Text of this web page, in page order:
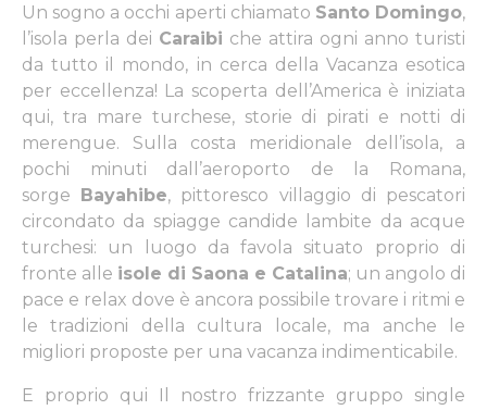
Un sogno a occhi aperti chiamato Santo Domingo,
l’isola perla dei Caraibi che attira ogni anno turisti
da tutto il mondo, in cerca della Vacanza esotica
per eccellenza! La scoperta dell’America è iniziata
qui, tra mare turchese, storie di pirati e notti di
merengue. Sulla costa meridionale dell’isola, a
pochi minuti dall’aeroporto de la Romana,
sorge Bayahibe, pittoresco villaggio di pescatori
circondato da spiagge candide lambite da acque
turchesi: un luogo da favola situato proprio di
fronte alle isole di Saona e Catalina; un angolo di
pace e relax dove è ancora possibile trovare i ritmi e
le tradizioni della cultura locale, ma anche le
migliori proposte per una vacanza indimenticabile.
E proprio qui Il nostro frizzante gruppo single